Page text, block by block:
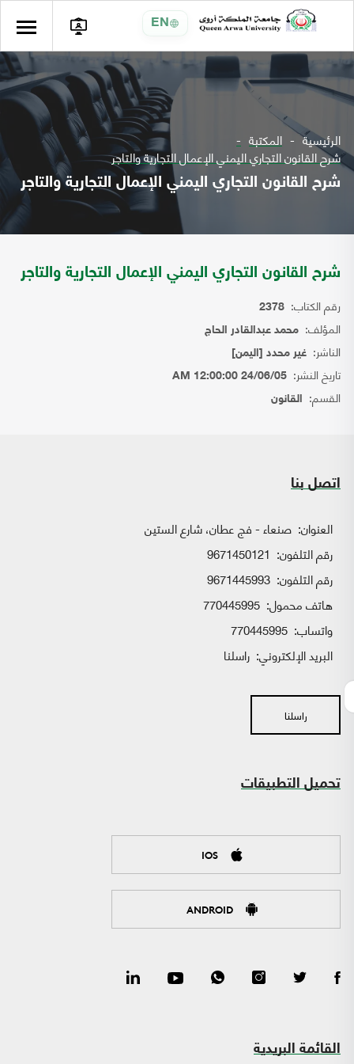
EN
الرئيسية المكتبة
شرح القانون التجاري اليمني الإعمال التجارية والتاجر
شرح القانون التجاري اليمني الإعمال التجارية والتاجر
شرح القانون التجاري اليمني الإعمال التجارية والتاجر
رقم الكتاب: 2378
المؤلف: محمد عبدالقادر الحاج
الناشر: غير محدد [اليمن]
تاريخ النشر: 24/06/05 12:00:00 AM
القسم: القانون
اتصل بنا
العنوان: صنعاء - فج عطان، شارع الستين
رقم التلفون: 9671450121
رقم التلفون: 9671445993
هاتف محمول: 770445995
واتساب:
البريد الإلكتروني: راسلنا
راسلنا
تحميل التطبيقات
IOS
ANDROID
القائمة البريدية